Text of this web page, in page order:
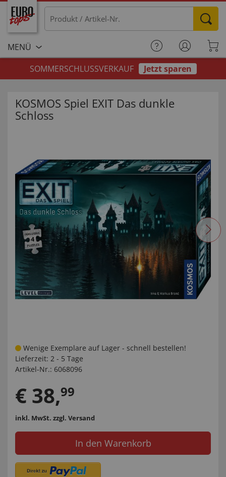
MENÜ
SOMMERSCHLUSSVERKAUF
Jetzt sparen
KOSMOS Spiel EXIT Das dunkle
Schloss
Wenige Exemplare auf Lager - schnell bestellen!
Lieferzeit: 2 - 5 Tage
Artikel-Nr.: 6068096
€ 38,99
inkl. MwSt. zzgl. Versand
In den Warenkorb